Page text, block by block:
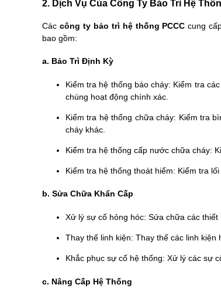
2. Dịch Vụ Của Công Ty Bảo Trì Hệ
Các công ty bảo trì hệ thống PCCC cung
bao gồm:
a. Bảo Trì Định Kỳ
Kiểm tra hệ thống báo cháy: Kiểm tra
chúng hoạt động chính xác.
Kiểm tra hệ thống chữa cháy: Kiểm tra
cháy khác.
Kiểm tra hệ thống cấp nước chữa cháy:
Kiểm tra hệ thống thoát hiểm: Kiểm tra
b. Sửa Chữa Khẩn Cấp
Xử lý sự cố hỏng hóc: Sửa chữa các
Thay thế linh kiện: Thay thế các linh
Khắc phục sự cố hệ thống: Xử lý các sự
c. Nâng Cấp Hệ Thống